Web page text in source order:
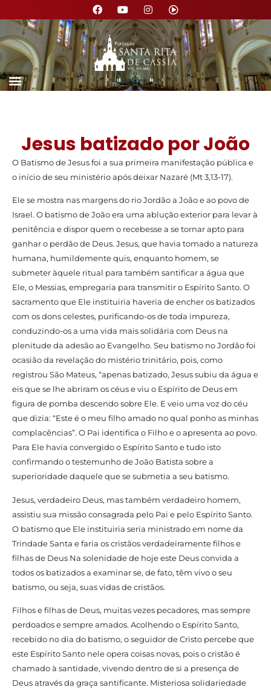
Jesus batizado por João
O Batismo de Jesus foi a sua primeira manifestação pública e
o início de seu ministério após deixar Nazaré (Mt 3,13-17).
Ele se mostra nas margens do rio Jordão a João e ao povo de
Israel. O batismo de João era uma ablução exterior para levar à
penitência e dispor quem o recebesse a se tornar apto para
ganhar o perdão de Deus. Jesus, que havia tomado a natureza
humana, humildemente quis, enquanto homem, se
submeter àquele ritual para também santificar a água que
Ele, o Messias, empregaria para transmitir o Espírito Santo. O
sacramento que Ele instituiria haveria de encher os batizados
com os dons celestes, purificando-os de toda impureza,
conduzindo-os a uma vida mais solidária com Deus na
plenitude da adesão ao Evangelho. Seu batismo no Jordão foi
ocasião da revelação do mistério trinitário, pois, como
registrou São Mateus, “apenas batizado, Jesus subiu da água e
eis que se lhe abriram os céus e viu o Espírito de Deus em
figura de pomba descendo sobre Ele. E veio uma voz do céu
que dizia: “Este é o meu filho amado no qual ponho as minhas
complacências”. O Pai identifica o Filho e o apresenta ao povo.
Para Ele havia convergido o Espírito Santo e tudo isto
confirmando o testemunho de João Batista sobre a
superioridade daquele que se submetia a seu batismo.
Jesus, verdadeiro Deus, mas também verdadeiro homem,
assistiu sua missão consagrada pelo Pai e pelo Espírito Santo.
O batismo que Ele instituiria seria ministrado em nome da
Trindade Santa e faria os cristãos verdadeiramente filhos e
filhas de Deus Na solenidade de hoje este Deus convida a
todos os batizados a examinar se, de fato, têm vivo o seu
batismo, ou seja, suas vidas de cristãos.
Filhos e filhas de Deus, muitas vezes pecadores, mas sempre
perdoados e sempre amados. Acolhendo o Espírito Santo,
recebido no dia do batismo, o seguidor de Cristo percebe que
este Espírito Santo nele opera coisas novas, pois o cristão é
chamado à santidade, vivendo dentro de si a presença de
Deus através da graça santificante. Misteriosa solidariedade